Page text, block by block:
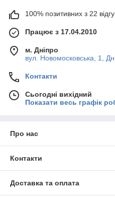
100% позитивних з 22
Працює з 17.04.2010
м. Дніпро
вул. Новомосковська, 1,
Контакти
Сьогодні вихідний
Показати весь графік
Про нас
Контакти
Доставка та оплата